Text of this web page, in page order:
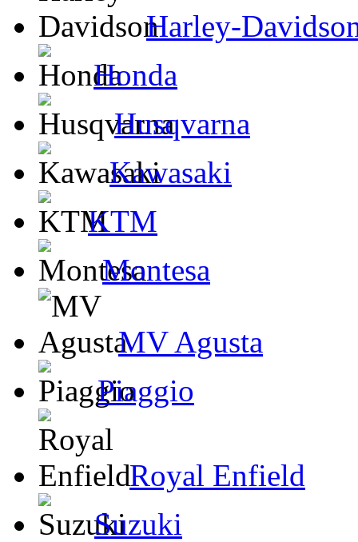
Harley-
Honda
Husqvarna
Kawasaki
KTM
Montesa
MV Agusta
Piaggio
Royal Enfield
Suzuki